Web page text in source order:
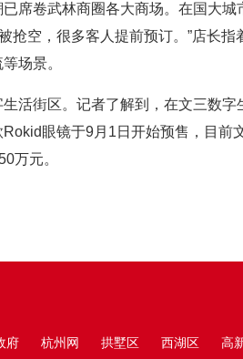
席卷武林商圈各大商场。在国大
抢空，很多客人提前预订。”店长
场景。
活街区。记者了解到，在文三数
眼镜于9月1日开始预售，目
万元。
府 杭州网 拱墅区 西湖区 高